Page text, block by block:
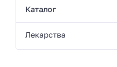
Каталог
Лекарства